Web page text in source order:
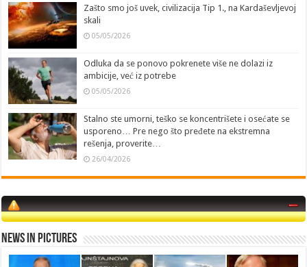
Zašto smo još uvek, civilizacija Tip 1., na Kardaševljevoj
skali
05/05/2026
Odluka da se ponovo pokrenete više ne dolazi iz
ambicije, već iz potrebe
05/05/2026
Stalno ste umorni, teško se koncentrišete i osećate se
usporeno… Pre nego što pređete na ekstremna
rešenja, proverite…
26/04/2026
News in Pictures